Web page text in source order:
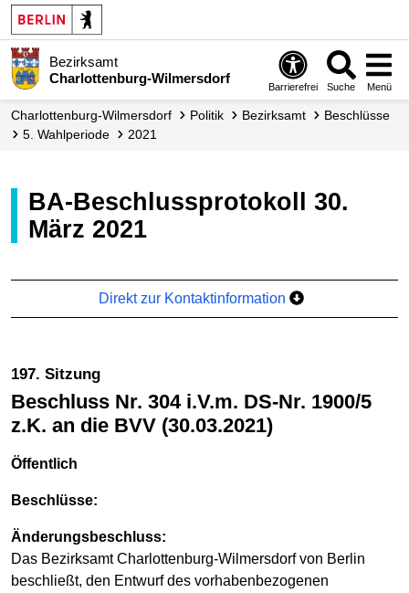
Bezirksamt
Charlottenburg-Wilmersdorf
Barrierefrei Suche Menü
Charlottenburg-Wilmersdorf Politik Bezirksamt
Beschlüsse
5. Wahlperiode
2021
BA-Beschlussprotokoll 30.
März 2021
Direkt zur Kontaktinformation
197. Sitzung
Beschluss Nr. 304 i.V.m. DS-Nr. 1900/5
z.K. an die BVV (30.03.2021)
Öffentlich
Beschlüsse:
Änderungsbeschluss:
Das Bezirksamt Charlottenburg-Wilmersdorf von Berlin
beschließt, den Entwurf des vorhabenbezogenen